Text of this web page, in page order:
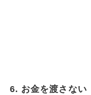
6. お金を渡さない